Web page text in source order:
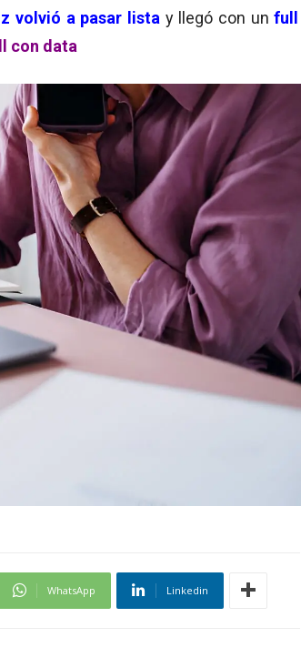
volvió a pasar lista y llegó con un full
con data
WhatsApp Linkedin